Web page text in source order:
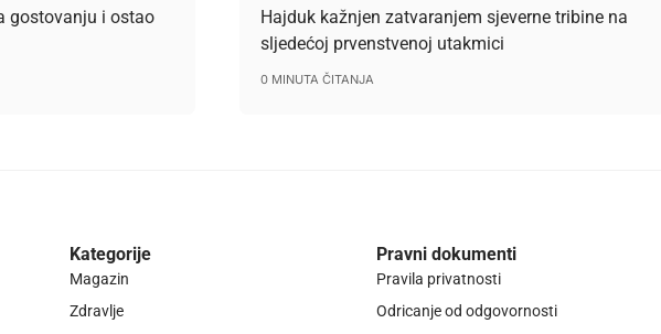
gostovanju i ostao
Hajduk kažnjen zatvaranjem sjeverne tribine na
sljedećoj prvenstvenoj utakmici
0 MINUTA ČITANJA
Kategorije
Magazin
Zdravlje
Pravni dokumenti
Pravila privatnosti
Odricanje od odgovornosti